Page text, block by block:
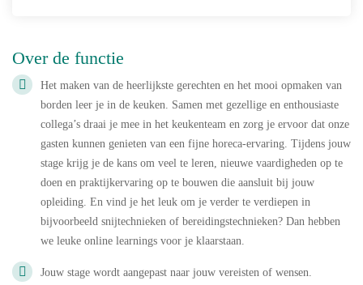
Over de functie
Het maken van de heerlijkste gerechten en het mooi opmaken van
borden leer je in de keuken. Samen met gezellige en enthousiaste
collega’s draai je mee in het keukenteam en zorg je ervoor dat onze
gasten kunnen genieten van een fijne horeca‑ervaring. Tijdens jouw
stage krijg je de kans om veel te leren, nieuwe vaardigheden op te
doen en praktijkervaring op te bouwen die aansluit bij jouw
opleiding. En vind je het leuk om je verder te verdiepen in
bijvoorbeeld snijtechnieken of bereidingstechnieken? Dan hebben
we leuke online learnings voor je klaarstaan.
Jouw stage wordt aangepast naar jouw vereisten of wensen.